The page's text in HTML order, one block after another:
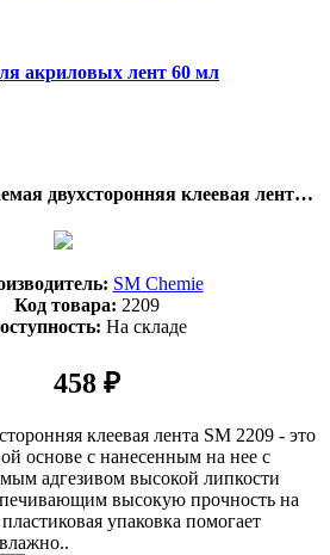
акриловых лент 60 мл
SM 2209 Водораспускаемая двухсторонняя клеевая лента SM Chemie
SM Chemie
Код товара: 2209
На складе
458 ₽
клеевая лента SM 2209 - это
основе с нанесенным на нее с
адгезивом высокой липкости
высокую прочность на
упаковка помогает